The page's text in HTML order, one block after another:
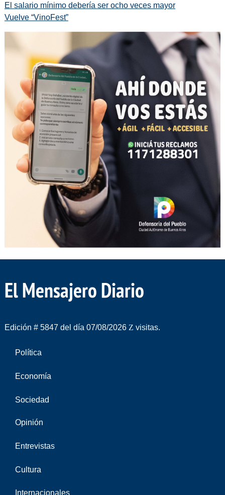
El salario mínimo debería ser ocho veces mayor
Vuelve “VinoFest”
El Mensajero Diario
Edición # 5847 del día 07/08/2026 visitas.
Política
Economía
Sociedad
Opinión
Entrevistas
Cultura
Internacionales